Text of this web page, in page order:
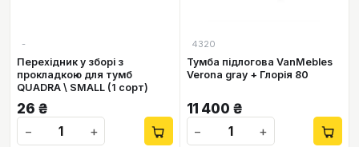
-
Перехідник у зборі з
прокладкою для тумб
QUADRA \ SMALL (1 сорт)
26 ₴
−
+
4320
Тумба підлогова VanMebles
Verona gray + Глорія 80
11 400 ₴
−
+